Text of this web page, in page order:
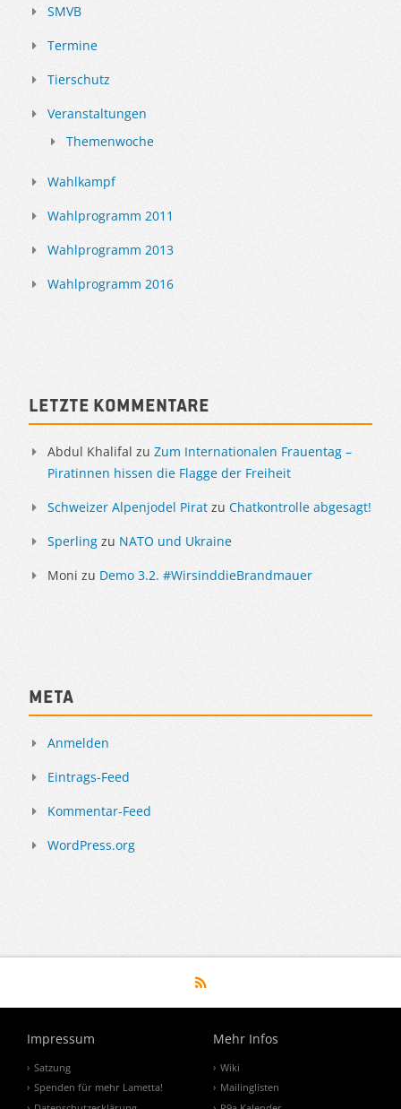
SMVB
Termine
Tierschutz
Veranstaltungen
Themenwoche
Wahlkampf
Wahlprogramm 2011
Wahlprogramm 2013
Wahlprogramm 2016
Letzte Kommentare
Abdul Khalifal zu Zum Internationalen Frauentag –
Piratinnen hissen die Flagge der Freiheit
Schweizer Alpenjodel Pirat zu Chatkontrolle abgesagt!
Sperling zu NATO und Ukraine
Moni zu Demo 3.2. #WirsinddieBrandmauer
Meta
Anmelden
Eintrags-Feed
Kommentar-Feed
WordPress.org
Impressum
Satzung
Spenden für mehr Lametta!
Mehr Infos
Wiki
Mailinglisten